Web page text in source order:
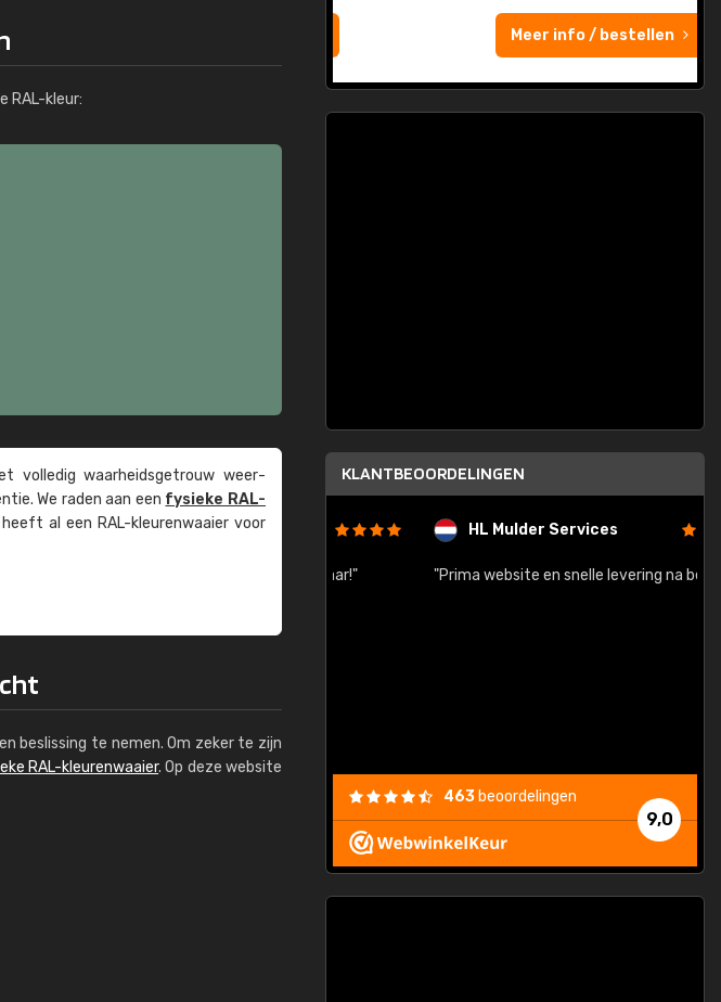
RAL-kleur:
volledig waarheids­­getrouw weer­
We raden aan een fysieke RAL-
al een RAL-kleuren­waaier voor
beslissing te nemen. Om zeker te zijn
RAL-kleurenwaaier. Op deze website
Meer info / bestellen
KLANTBEOORDELINGEN
Kambier BV HL Mulder Services
"Prima website en snelle levering na bestelling"
9,0
463 beoordelingen